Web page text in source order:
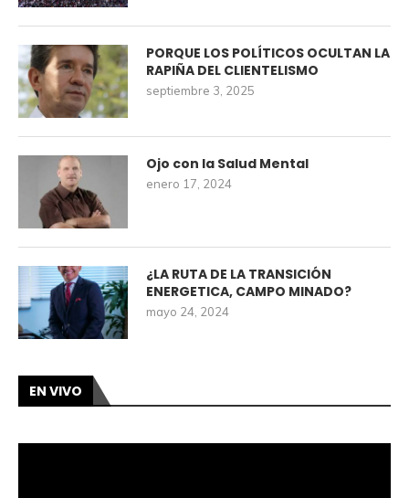
PORQUE LOS POLÍTICOS OCULTAN LA
RAPIÑA DEL CLIENTELISMO
septiembre 3, 2025
Ojo con la Salud Mental
enero 17, 2024
¿LA RUTA DE LA TRANSICIÓN
ENERGETICA, CAMPO MINADO?
mayo 24, 2024
EN VIVO